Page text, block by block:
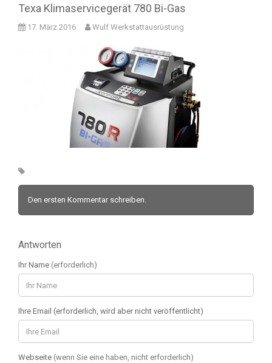
Texa Klimaservicegerät 780 Bi-Gas
17. März 2016 Wulf Werkstattausrüstung
Den ersten Kommentar schreiben.
Antworten
Ihr Name (erforderlich)
Ihre Email (erforderlich, wird aber nicht veröffentlicht)
Webseite (wenn Sie eine haben, nicht erforderlich)